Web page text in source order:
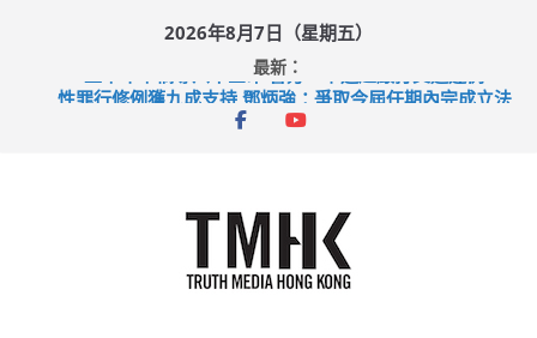
content
2026年8月7日（星期五）
最新：
上半年車禍奪六十三命 警方：下週起嚴打交通違例
性罪行修例獲九成支持 鄧炳強：爭取今屆任期內完成立法
涉造假公屋富戶申報表 倉管員准保釋候訊